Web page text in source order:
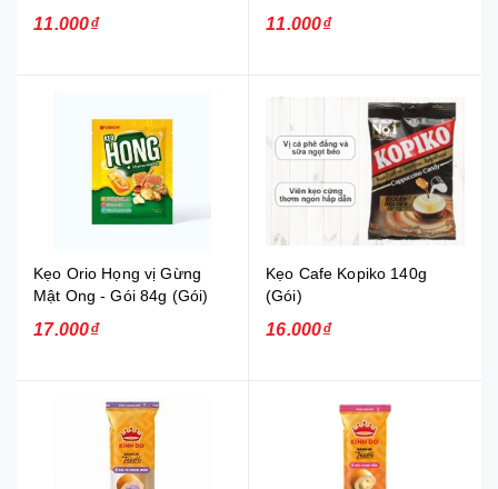
11.000₫ 11.000₫
Kẹo Orio Họng vị Gừng
Mật Ong - Gói 84g (Gói)
17.000₫
Kẹo Cafe Kopiko 140g
(Gói)
16.000₫